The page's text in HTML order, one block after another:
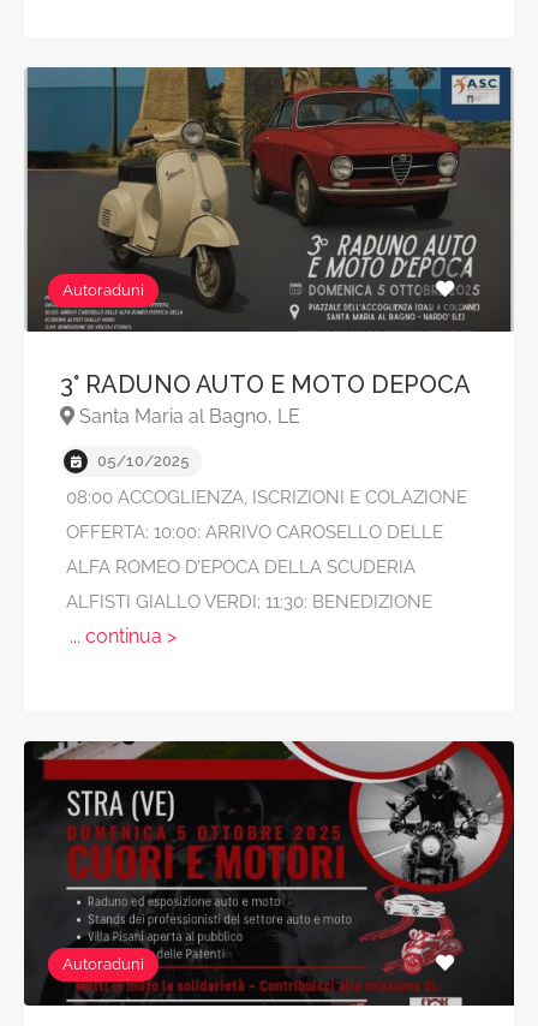
Autoraduni
3° RADUNO AUTO E MOTO DEPOCA
Santa Maria al Bagno, LE
05/10/2025
08:00 ACCOGLIENZA, ISCRIZIONI E COLAZIONE
OFFERTA: 10:00: ARRIVO CAROSELLO DELLE
ALFA ROMEO D’EPOCA DELLA SCUDERIA
ALFISTI GIALLO VERDI; 11:30: BENEDIZIONE
... continua >
Autoraduni